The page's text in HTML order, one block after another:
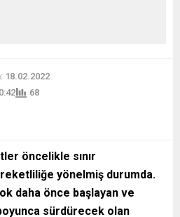
18.02.2022
68
öncelikle sınır
yönelmiş durumda.
daha önce başlayan ve
sürdürecek olan